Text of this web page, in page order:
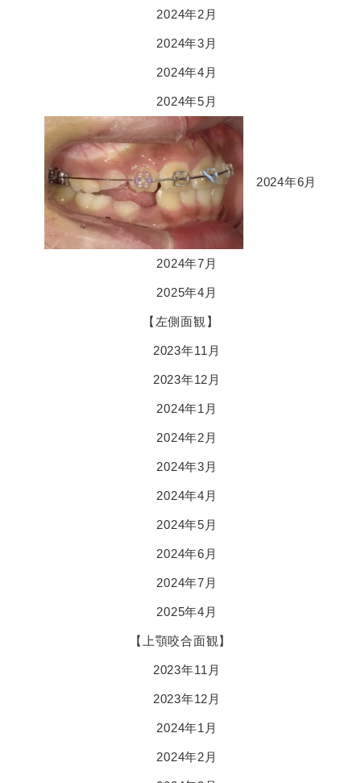
2024年2月
2024年3月
2024年4月
2024年5月
2024年6月
2024年7月
2025年4月
【左側面観】
2023年11月
2023年12月
2024年1月
2024年2月
2024年3月
2024年4月
2024年5月
2024年6月
2024年7月
2025年4月
【上顎咬合面観】
2023年11月
2023年12月
2024年1月
2024年2月